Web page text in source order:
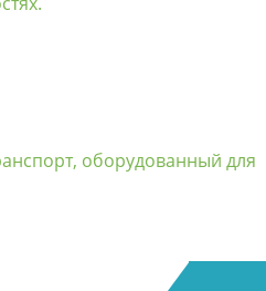
оборудованный для